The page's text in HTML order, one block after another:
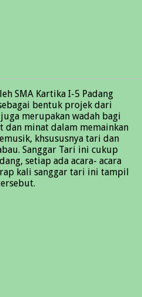
SMA Kartika I-5 Padang
bentuk projek dari
merupakan wadah bagi
dan minat dalam memainkan
khsususnya tari dan
Sanggar Tari ini cukup
setiap ada acara- acara
kali sanggar tari ini tampil